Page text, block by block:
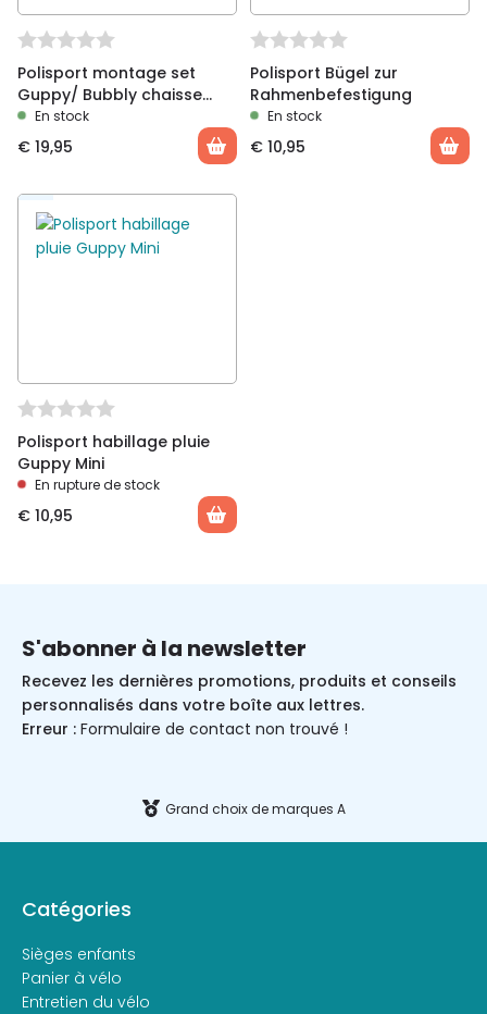
Polisport montage set
Guppy/ Bubbly chaisse
arrière
En stock
€ 19,95
Polisport Bügel zur
Rahmenbefestigung
En stock
€ 10,95
Polisport habillage pluie
Guppy Mini
En rupture de stock
€ 10,95
S'abonner à la newsletter
Recevez les dernières promotions, produits et conseils
personnalisés dans votre boîte aux lettres.
Erreur : Formulaire de contact non trouvé !
Grand choix de marques A
Catégories
Sièges enfants
Panier à vélo
Entretien du vélo